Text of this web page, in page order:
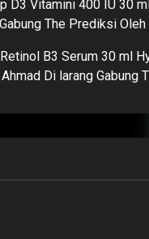
D3 Vitamini 400 IU 30
The Prediksi
B3 Serum 30 ml
Di larang Gabung